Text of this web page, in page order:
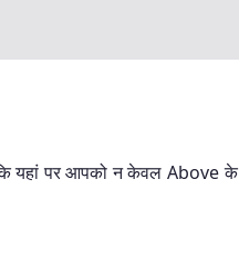
यहां पर आपको न केवल Above के